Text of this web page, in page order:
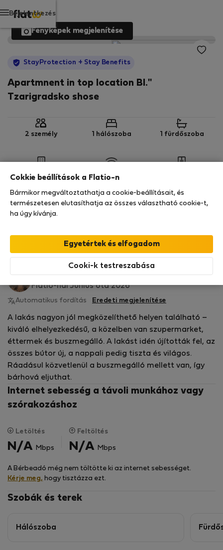
Bejelentkezés
Fényképek megjelenítése
StayProtection + Stay Benefits
Apartmnent in top location Bl."
Tzarigradsko shose
2 személy 1 hálószoba 1 fürdőszoba
StayProtection Stay Benefits
Az Ön tartózkodását ebben az ingatlanban a
tartalmazza a Stay Benefits csomagot!Bővebben
Bérelhető lakások - Szófia
Lyubitsa S.
Flatio-nál Június óta 2026
Automatikus fordítás Eredeti megjelenítése
A lakás nagyon jól megközelíthető helyen található –
kiváló elhelyezkedésű, a közelben van szupermarket,
éttermek és buszmegálló. A lakást idén újították fel, az
összes bútor új, a nappali pedig tiszta és világos.
Ráadásul közvetlenül a buszmegálló mellett van, így
bárhová eljuthat.
Internet sebesség a távoli munkához vagy
szórakozáshoz
Letöltés
N/A Mbps
Feltöltés
N/A Mbps
A Bérbeadó még nem töltötte ki az internet sebességet.
Kérje meg, hogy tisztázza ezt.
Szobák és terek
Hálószoba
Cokkie beállítások a Flatio-n
Bármikor megváltoztathatja a cookie-beállításait, és
természetesen elutasíthatja az összes választható cookie-t,
ha úgy kívánja.
Cooki-k testreszabása